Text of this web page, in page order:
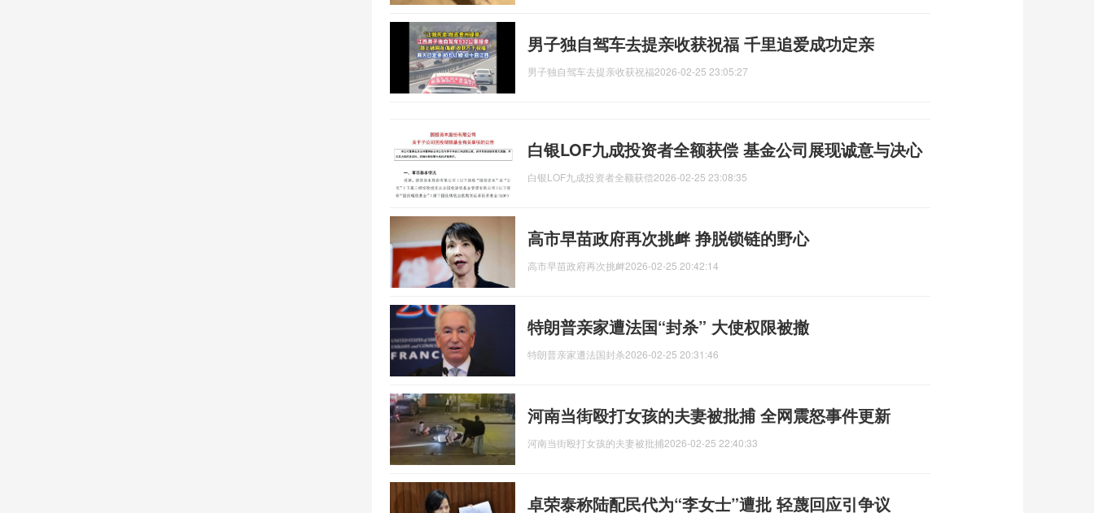
男子独自驾车去提亲收获祝福 千里追爱成功定亲
男子独自驾车去提亲收获祝福2026-02-25 23:05:27
白银LOF九成投资者全额获偿 基金公司展现诚意与决心
白银LOF九成投资者全额获偿2026-02-25 23:08:35
高市早苗政府再次挑衅 挣脱锁链的野心
高市早苗政府再次挑衅2026-02-25 20:42:14
特朗普亲家遭法国“封杀” 大使权限被撤
特朗普亲家遭法国封杀2026-02-25 20:31:46
河南当街殴打女孩的夫妻被批捕 全网震怒事件更新
河南当街殴打女孩的夫妻被批捕2026-02-25 22:40:33
卓荣泰称陆配民代为“李女士”遭批 轻蔑回应引争议